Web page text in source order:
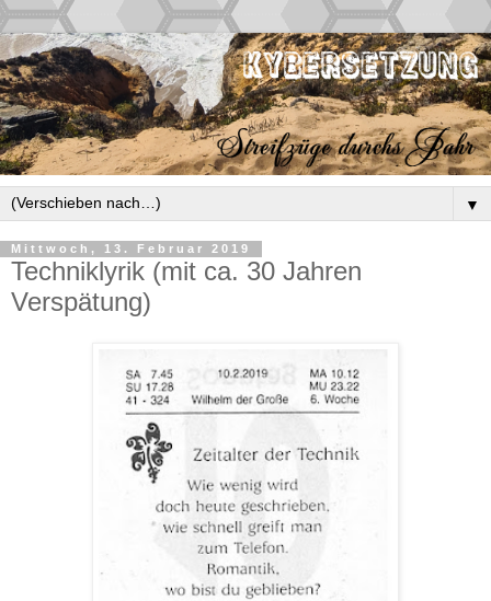
▼
Mittwoch, 13. Februar 2019
Techniklyrik (mit ca. 30 Jahren
Verspätung)